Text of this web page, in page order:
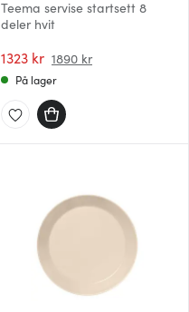
Teema servise startsett 8
deler hvit
1323 kr 1890 kr
På lager